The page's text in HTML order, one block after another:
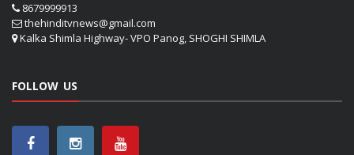
8679999913
thehinditvnews@gmail.com
Kalka Shimla Highway- VPO Panog, SHOGHI SHIMLA
FOLLOW US